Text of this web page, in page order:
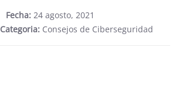
Fecha: 24 agosto, 2021
Categoria: Consejos de Ciberseguridad